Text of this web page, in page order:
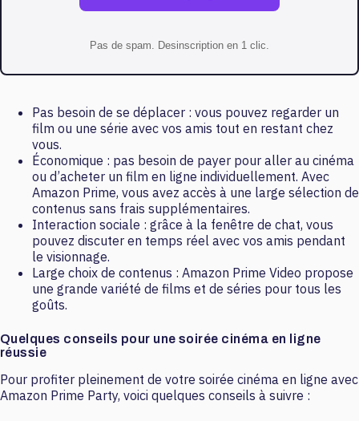
Pas de spam. Desinscription en 1 clic.
Pas besoin de se déplacer : vous pouvez regarder un
film ou une série avec vos amis tout en restant chez
vous.
Économique : pas besoin de payer pour aller au cinéma
ou d’acheter un film en ligne individuellement. Avec
Amazon Prime, vous avez accès à une large sélection de
contenus sans frais supplémentaires.
Interaction sociale : grâce à la fenêtre de chat, vous
pouvez discuter en temps réel avec vos amis pendant
le visionnage.
Large choix de contenus : Amazon Prime Video propose
une grande variété de films et de séries pour tous les
goûts.
Quelques conseils pour une soirée cinéma en ligne
réussie
Pour profiter pleinement de votre soirée cinéma en ligne avec
Amazon Prime Party, voici quelques conseils à suivre :